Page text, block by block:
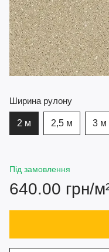
Ширина рулону
2 м 2,5 м 3 м
Під замовлення
640.00 грн/